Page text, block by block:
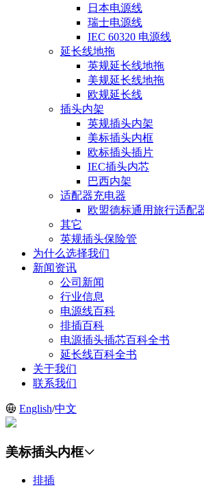
日本电源线
瑞士电源线
IEC 60320 电源线
延长线地拖
英规延长线地拖
美规延长线地拖
欧规延长线
插头内架
英规插头内架
美标插头内框
欧标插头插片
IEC插头内芯
巴西内架
适配器充电器
欧盟德标通用旅行适配
其它
英规插头保险管
为什么选择我们
新闻资讯
公司新闻
行业信息
电源线百科
排插百科
电源插头插芯百科全书
延长线百科全书
关于我们
联系我们
English/中文
美标插头内框
排插